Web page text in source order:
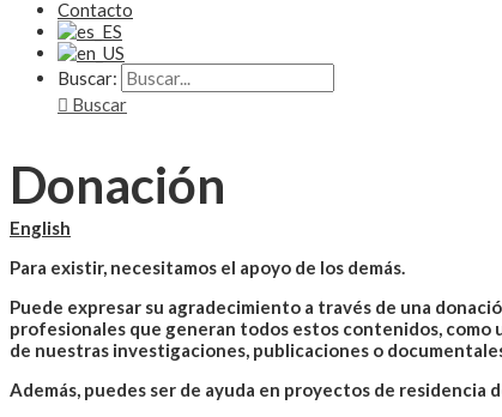
Contacto
Buscar:
Buscar
Donación
English
Para existir, necesitamos el apoyo de los demás.
Puede expresar su agradecimiento a través de una
profesionales que generan todos estos contenidos,
de nuestras investigaciones, publicaciones o
Además, puedes ser de ayuda en proyectos de residencia